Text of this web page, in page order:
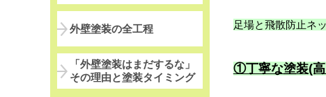
足場と飛散防止ネ
①丁寧な塗装(
外壁塗装の全工程
「外壁塗装はまだするな」
その理由と塗装タイミング